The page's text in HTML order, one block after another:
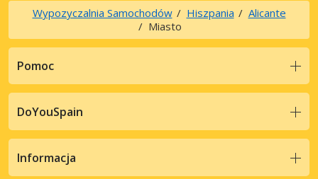
Wypozyczalnia Samochodów Hiszpania
Alicante
Miasto
Pomoc
DoYouSpain
Informacja